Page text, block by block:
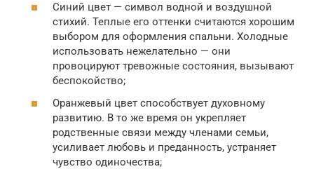
Синий цвет — символ водной и воздушной
стихий. Теплые его оттенки считаются хорошим
выбором для оформления спальни. Холодные
использовать нежелательно — они
провоцируют тревожные состояния, вызывают
беспокойство;
Оранжевый цвет способствует духовному
развитию. В то же время он укрепляет
родственные связи между членами семьи,
усиливает любовь и преданность, устраняет
чувство одиночества;